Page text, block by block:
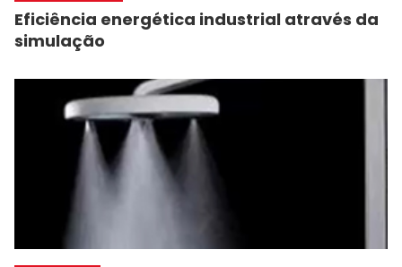
Eficiência energética industrial através da
simulação